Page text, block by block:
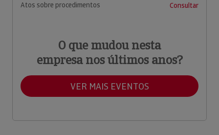
Atos sobre procedimentos
Consultar
O que mudou nesta
empresa nos últimos anos?
VER MAIS EVENTOS